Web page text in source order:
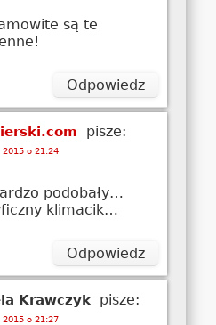
są te
Odpowiedz
pisze:
o 21:24
podobały…
klimacik…
Odpowiedz
Krawczyk pisze:
o 21:27